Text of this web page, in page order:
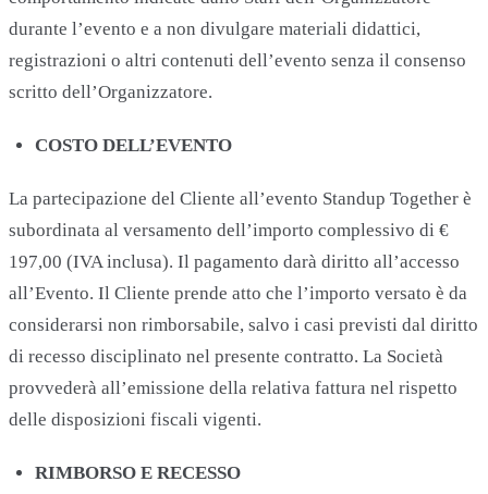
durante l’evento e a non divulgare materiali didattici,
registrazioni o altri contenuti dell’evento senza il consenso
scritto dell’Organizzatore.
COSTO DELL’EVENTO
La partecipazione del Cliente all’evento Standup Together è
subordinata al versamento dell’importo complessivo di €
197,00 (IVA inclusa). Il pagamento darà diritto all’accesso
all’Evento. Il Cliente prende atto che l’importo versato è da
considerarsi non rimborsabile, salvo i casi previsti dal diritto
di recesso disciplinato nel presente contratto. La Società
provvederà all’emissione della relativa fattura nel rispetto
delle disposizioni fiscali vigenti.
RIMBORSO E RECESSO